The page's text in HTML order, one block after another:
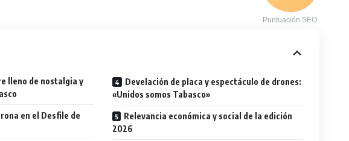
Puntuación SEO
lleno de nostalgia y
en el Desfile de
Develación de placa y espectáculo de drones:
«Unidos somos Tabasco»
Relevancia económica y social de la edición
2026